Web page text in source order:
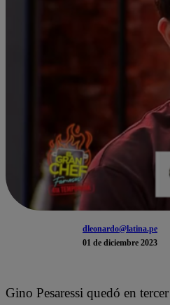
dleonardo@latina.pe
01 de diciembre 2023
Gino Pesaressi quedó en